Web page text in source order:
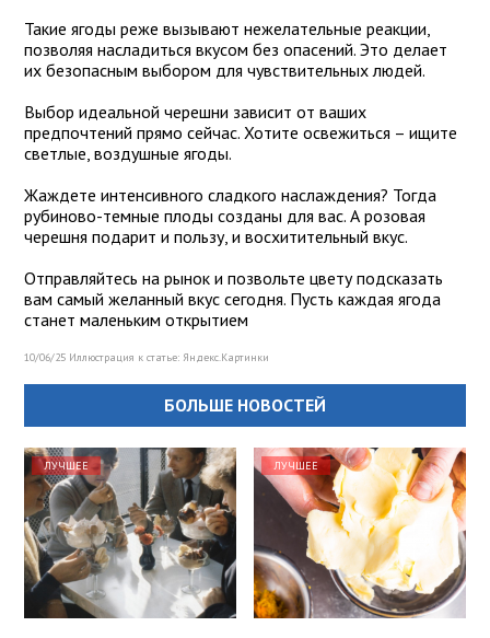
Такие ягоды реже вызывают нежелательные реакции,
позволяя насладиться вкусом без опасений. Это делает
их безопасным выбором для чувствительных людей.
Выбор идеальной черешни зависит от ваших
предпочтений прямо сейчас. Хотите освежиться – ищите
светлые, воздушные ягоды.
Жаждете интенсивного сладкого наслаждения? Тогда
рубиново-темные плоды созданы для вас. А розовая
черешня подарит и пользу, и восхитительный вкус.
Отправляйтесь на рынок и позвольте цвету подсказать
вам самый желанный вкус сегодня. Пусть каждая ягода
станет маленьким открытием
10/06/25 Иллюстрация к статье: Яндекс.Картинки
БОЛЬШЕ НОВОСТЕЙ
ЛУЧШЕЕ ЛУЧШЕЕ